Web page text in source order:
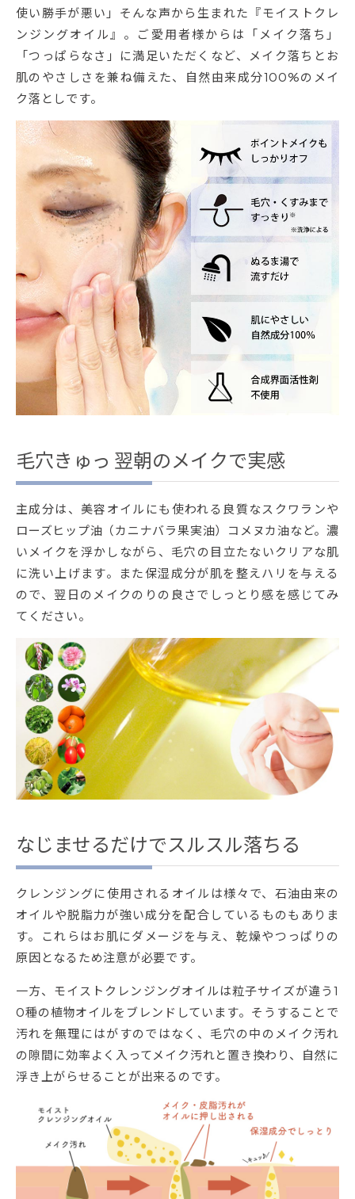
使い勝手が悪い」そんな声から生まれた『モイストクレ
ンジングオイル』。ご愛用者様からは「メイク落ち」
「つっぱらなさ」に満足いただくなど、メイク落ちとお
肌のやさしさを兼ね備えた、自然由来成分100%のメイ
ク落としです。
毛穴きゅっ 翌朝のメイクで実感
主成分は、美容オイルにも使われる良質なスクワランや
ローズヒップ油（カニナバラ果実油）コメヌカ油など。濃
いメイクを浮かしながら、毛穴の目立たないクリアな肌
に洗い上げます。また保湿成分が肌を整えハリを与える
ので、翌日のメイクのりの良さでしっとり感を感じてみ
てください。
なじませるだけでスルスル落ちる
クレンジングに使用されるオイルは様々で、石油由来の
オイルや脱脂力が強い成分を配合しているものもありま
す。これらはお肌にダメージを与え、乾燥やつっぱりの
原因となるため注意が必要です。
一方、モイストクレンジングオイルは粒子サイズが違う1
0種の植物オイルをブレンドしています。そうすることで
汚れを無理にはがすのではなく、毛穴の中のメイク汚れ
の隙間に効率よく入ってメイク汚れと置き換わり、自然に
浮き上がらせることが出来るのです。